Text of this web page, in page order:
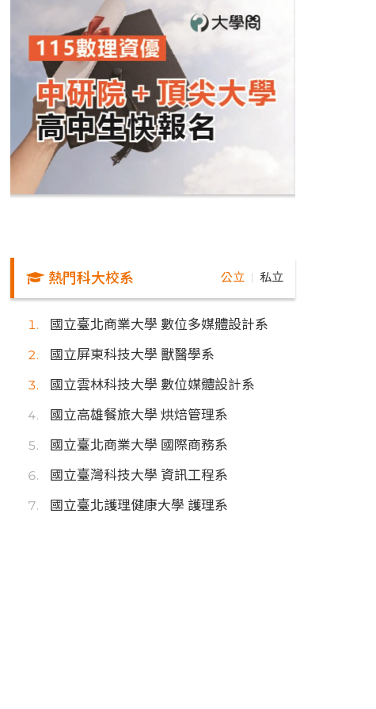
熱門科大校系 公立 私立
國立臺北商業大學 數位多媒體設計系
國立屏東科技大學 獸醫學系
國立雲林科技大學 數位媒體設計系
國立高雄餐旅大學 烘焙管理系
國立臺北商業大學 國際商務系
國立臺灣科技大學 資訊工程系
國立臺北護理健康大學 護理系